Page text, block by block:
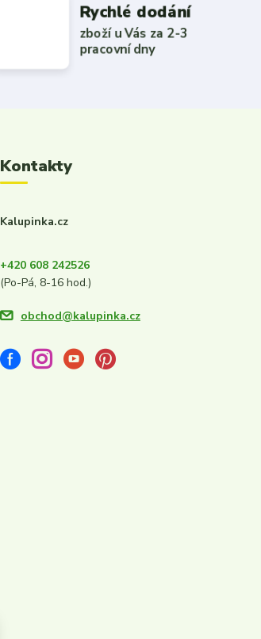
Rychlé dodání
zboží u Vás za 2-3
pracovní dny
Kontakty
Kalupinka.cz
+420 608 242526
(Po-Pá, 8-16 hod.)
obchod@kalupinka.cz